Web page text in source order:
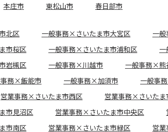
本庄市 東松山市
春日部市
北区 一般事務×さいたま市大宮区
一
市桜区 一般事務×さいたま市浦和区
岩槻区 一般事務×川越市 一般事務×熊
務×飯能市 一般事務×加須市
一般事
営業事務×さいたま市西区
営業事務×さいたま
市見沼区 営業事務×さいたま市中央区
市南区 営業事務×さいたま市緑区
営